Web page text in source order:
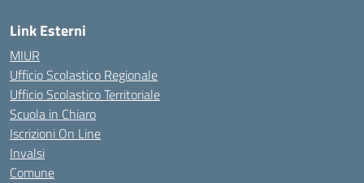
Link Esterni
MIUR
Ufficio Scolastico Regionale
Ufficio Scolastico Territoriale
Scuola in Chiaro
Iscrizioni On Line
Invalsi
Comune